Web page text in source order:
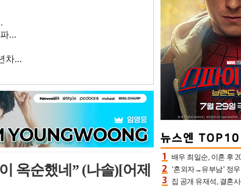
...
차...
옥순했네” (나솔)[어제